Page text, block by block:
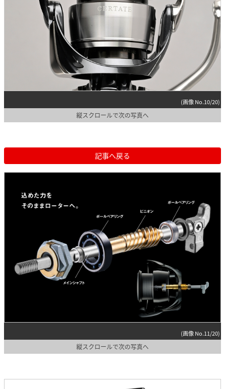
(画像 No.10/20)
縦スクロールで次の写真へ
記事へ戻る
(画像 No.11/20)
縦スクロールで次の写真へ